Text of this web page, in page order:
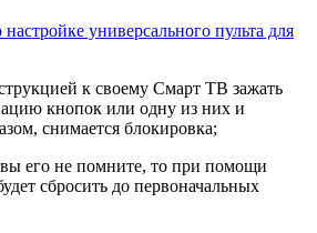
универсального пульта для
к своему Смарт ТВ зажать
кнопок или одну из них и
снимается блокировка;
его не помните, то при помощи
сбросить до первоначальных